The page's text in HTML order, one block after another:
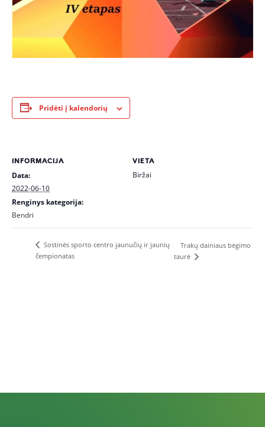
Pridėti į kalendorių
INFORMACIJA
Data:
2022-06-10
Renginys kategorija:
Bendri
VIETA
Biržai
Sostinės sporto centro jaunučių ir jaunių
čempionatas
Trakų dainiaus bėgimo
taurė